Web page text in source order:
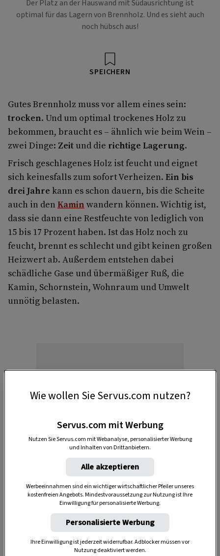
Der Platz an der Hauswand mit Südausrichtung ist
optimal für das Lagern von Brennholz. Und es sieht auch
noch hübsch aus!
SPEICHERN
Gutes Brennholz muss vor allem eines sein:
trocken. Und um optimal trockenes Holz zu
bekommen, braucht es – ähnlich wie beim Wein –
zwei Dinge: Zeit und die richtige Lagerung.
Frisch geschlagenes Holz ist feucht und eignet
sich keinesfalls zum sofort Verheizen. Ein bis
drei Jahre kann es schon dauern, bis die Scheite
auch in den Kamin wandern können. Wichtig ist,
dass sie dann eine Restfeuchte von lediglich von
15 bis 17 Prozent haben. Ist das Holz noch zu
feucht, brennt es schlecht und gibt keinen großen
Heizwert ab. Außerdem entstehen dabei
schädliche Gase und übermäßiger Ruß, die
Kamin, Schornstein, Wohnraum und Umwelt
unnötig belasten.
Ob das Holz ausreichend getrocknet
ist, kann man leicht heraushören: Schlagen Sie
zwei Scheite aneinander – ist der Klang
? Dann ab damit in den Kamin!
Wie wollen Sie Servus.com nutzen?
Servus.com mit Werbung
Nutzen Sie Servus.com mit Webanalyse, personalisierter Werbung
und Inhalten von Drittanbietern.
Alle akzeptieren
Werbeeinnahmen sind ein wichtiger wirtschaftlicher Pfeiler unseres
kostenfreien Angebots. Mindestvoraussetzung zur Nutzung ist Ihre
Einwilligung für personalisierte Werbung.
Personalisierte Werbung
Ihre Einwilligung ist jederzeit widerrufbar. Adblocker müssen vor
Nutzung deaktiviert werden.